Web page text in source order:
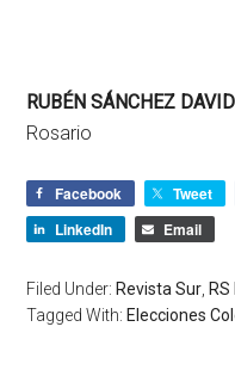
RUBÉN SÁNCHEZ DAVID
Rosario
Facebook Tweet
LinkedIn
Email
Filed Under: Revista Sur
Tagged With: Elecciones